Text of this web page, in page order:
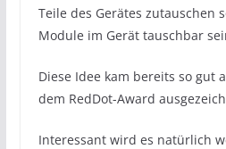
Teile des Gerätes zutauschen
Module im Gerät tauschbar
Diese Idee kam bereits so gut
dem RedDot-Award
Interessant wird es natürlich